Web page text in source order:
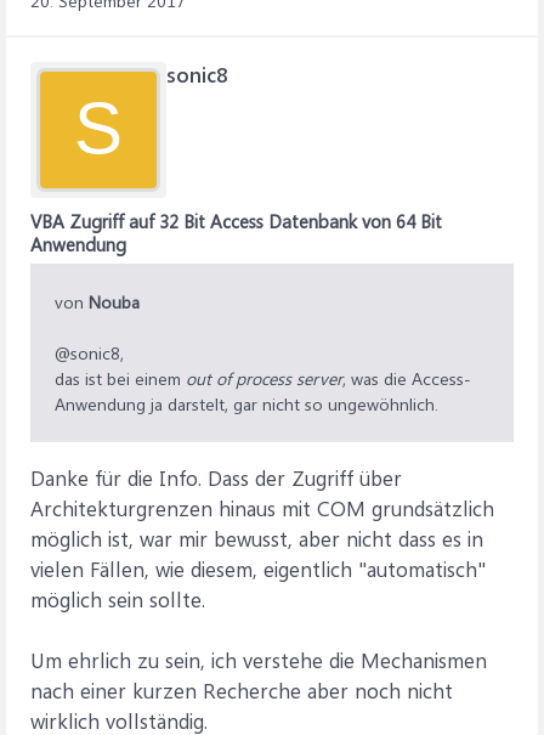
S
sonic8
VBA Zugriff auf 32 Bit Access Datenbank von 64 Bit
Anwendung
von Nouba
@sonic8,
das ist bei einem out of process server, was die Access-
Anwendung ja darstelt, gar nicht so ungewöhnlich.
Danke für die Info. Dass der Zugriff über
Architekturgrenzen hinaus mit COM grundsätzlich
möglich ist, war mir bewusst, aber nicht dass es in
vielen Fällen, wie diesem, eigentlich "automatisch"
möglich sein sollte.
Um ehrlich zu sein, ich verstehe die Mechanismen
nach einer kurzen Recherche aber noch nicht
wirklich vollständig.